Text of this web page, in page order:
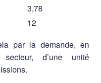
3,78
12
par la demande, en
d’une unité